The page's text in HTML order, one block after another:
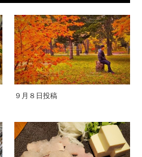
９月８日投稿